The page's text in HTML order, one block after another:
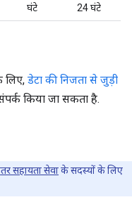
घंटे
24 घंटे
लिए, डेटा की निजता से जुड़ी
किया जा सकता है.
सहायता सेवाके सदस्यों के लिए